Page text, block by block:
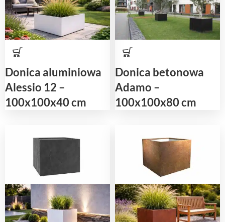
Donica aluminiowa
Alessio 12 –
100x100x40 cm
Donica betonowa
Adamo –
100x100x80 cm